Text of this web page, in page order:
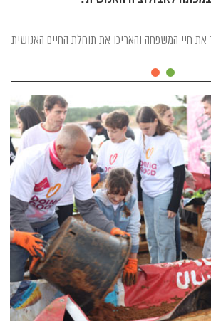
את חיי המשפחה והאריכו את תוחלת החיים האנושית